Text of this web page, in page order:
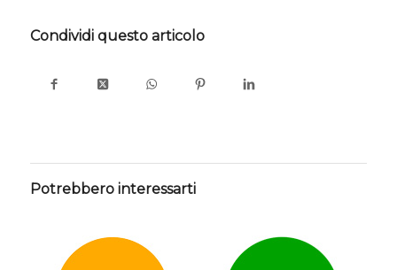
Condividi questo articolo
Potrebbero interessarti